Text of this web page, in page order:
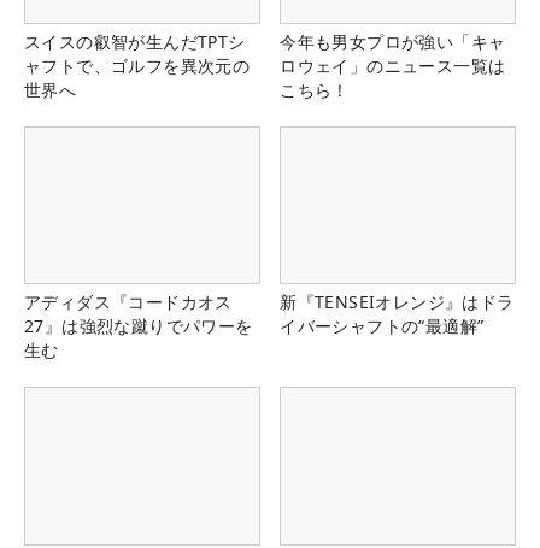
スイスの叡智が生んだTPTシ
ャフトで、ゴルフを異次元の
世界へ
今年も男女プロが強い「キャ
ロウェイ」のニュース一覧は
こちら！
アディダス『コードカオス
27』は強烈な蹴りでパワーを
生む
新『TENSEIオレンジ』はドラ
イバーシャフトの“最適解”